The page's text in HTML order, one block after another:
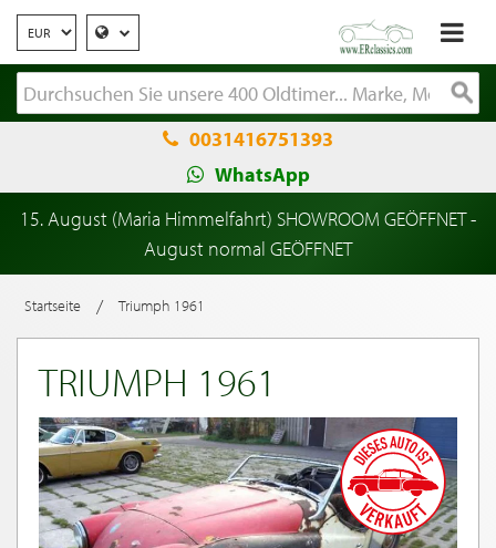
0031416751393
WhatsApp
15. August (Maria Himmelfahrt) SHOWROOM GEÖFFNET -
August normal GEÖFFNET
Startseite / Triumph 1961
TRIUMPH 1961